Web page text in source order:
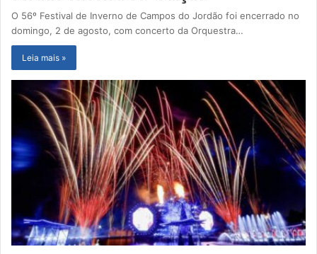
O 56º Festival de Inverno de Campos do Jordão foi encerrado no
domingo, 2 de agosto, com concerto da Orquestra…
Leia mais »